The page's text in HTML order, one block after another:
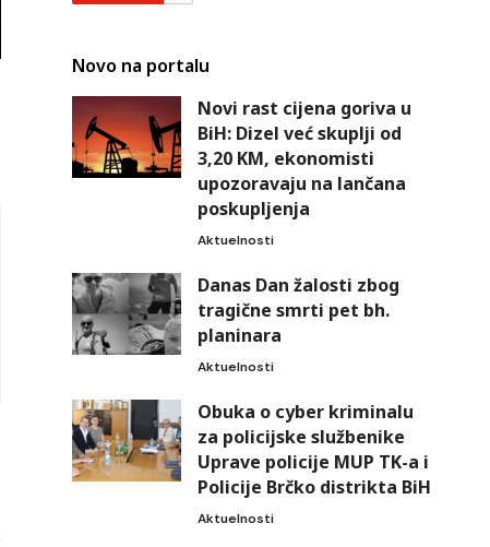
Novo na portalu
Novi rast cijena goriva u
BiH: Dizel već skuplji od
3,20 KM, ekonomisti
upozoravaju na lančana
poskupljenja
Aktuelnosti
Danas Dan žalosti zbog
tragične smrti pet bh.
planinara
Aktuelnosti
Obuka o cyber kriminalu
za policijske službenike
Uprave policije MUP TK-a i
Policije Brčko distrikta BiH
Aktuelnosti